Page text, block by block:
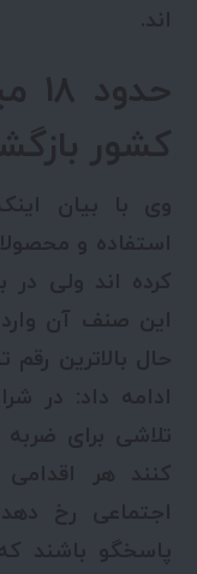
اند.
کشور
وی با بیان
استفاده و
کرده اند ولی
این صنف آن وارد
حال بالاترین
ادامه داد: در
تلاشی برای ضربه
کنند هر
اجتماعی رخ
پاسخگو باشند